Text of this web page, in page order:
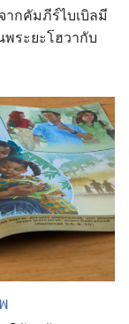
ากคัมภีร์ไบเบิลมี
พระยะโฮวากับ